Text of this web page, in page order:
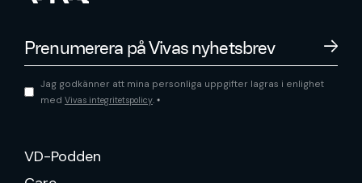
Jag godkänner att mina personliga uppgifter lagras i enlighet
med Vivas integritetspolicy. *
VD-Podden